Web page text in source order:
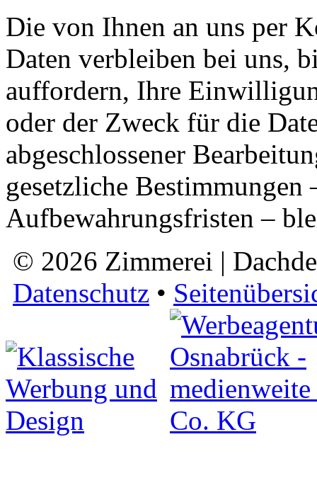
Die von Ihnen an uns per
Daten verbleiben bei uns,
auffordern, Ihre
oder der Zweck für die
abgeschlossener
gesetzliche Bestimmungen
Aufbewahrungsfristen –
© 2026 Zimmerei |
Datenschutz •